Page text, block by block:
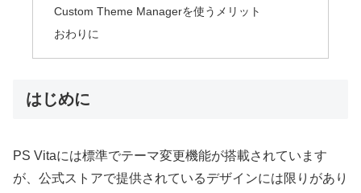
Custom Theme Managerを使うメリット
おわりに
はじめに
PS Vitaには標準でテーマ変更機能が搭載されています
が、公式ストアで提供されているデザインには限りがあり